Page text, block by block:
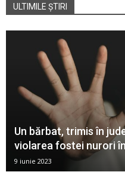
ULTIMILE ȘTIRI
Un bărbat, trimis în
violarea fostei nurori
9 iunie 2023